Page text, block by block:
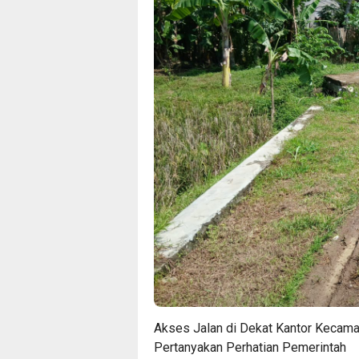
Akses Jalan di Dekat Kantor
Pertanyakan Perhatian Pemerintah